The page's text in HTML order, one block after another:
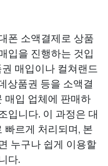
폰 소액결제로 상품
입을 진행하는 것입
매입이나 컬쳐랜드
상품권 등을 소액결
매입 업체에 판매하
입니다. 이 과정은 대
빠르게 처리되며, 본
누구나 쉽게 이용할
다.